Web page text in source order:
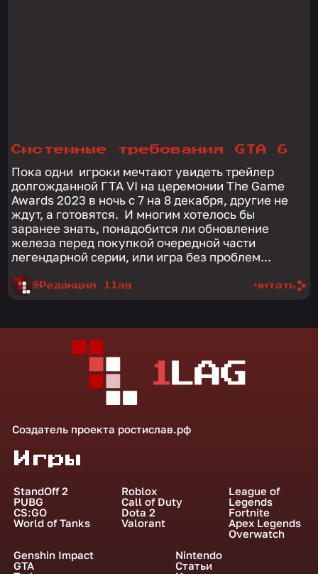
Системные требования GTA 6
Пока одни игроки мечтают увидеть трейлер
долгожданной ГТА VI на церемонии The Game
Awards 2023 в ночь с 7 на 8 декабря, другие не
ждут, а готовятся. И многим хотелось бы
заранее знать, понадобится ли обновление
железа перед покупкой очередной части
легендарной серии, или игра без проблем...
@Редакция 1lag читать
Создатель проекта ростислав.рф
Игры
StandOff 2
PUBG
CS:GO
World of Tanks
Roblox
Call of Duty
Dota 2
Valorant
League of
Legends
Fortnite
Apex Legends
Overwatch
Genshin Impact
GTA
Nintendo
Статьи